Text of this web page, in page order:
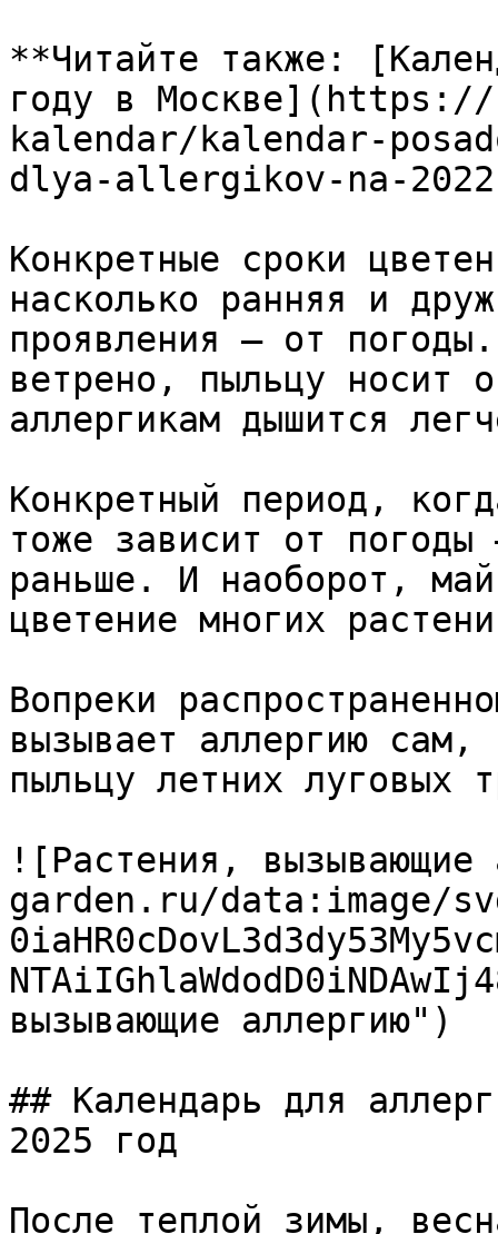
**Читайте также:
году в Москве](https://
kalendar/kalendar-
dlya-allergikov-na-
Конкретные сроки
насколько ранняя и
проявления — от
ветрено, пыльцу носит
аллергикам дышится
Конкретный период,
тоже зависит от
раньше. И наоборот,
цветение многих
Вопреки
вызывает аллергию сам,
пыльцу летних луговых
![Растения,
garden.ru/data:image/
вызывающие аллергию")
## Календарь для
2025 год
После теплой зимы,